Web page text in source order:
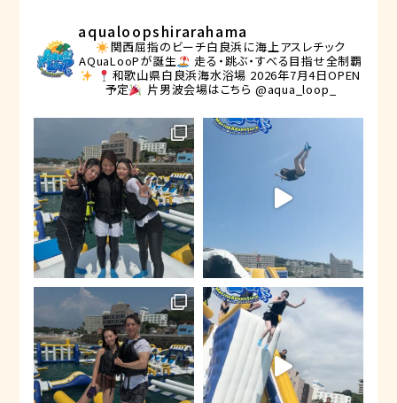
aqualoopshirarahama
関西屈指のビーチ白良浜に海上アスレチック
AQuaLooPが誕生
走る・跳ぶ・すべる目指せ全制覇
和歌山県白良浜海水浴場 2026年7月4日OPEN
予定
片男波会場はこちら @aqua_loop_